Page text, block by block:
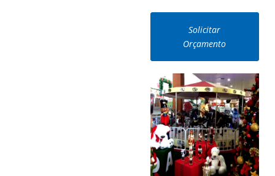
Solicitar
Orçamento